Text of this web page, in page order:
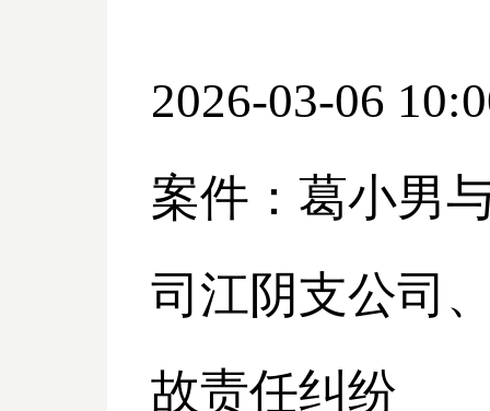
2026-03-06
案件：葛小男
司江阴支公司
故责任纠纷